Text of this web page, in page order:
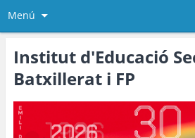
Menú
Institut d'Educació
Batxillerat i FP